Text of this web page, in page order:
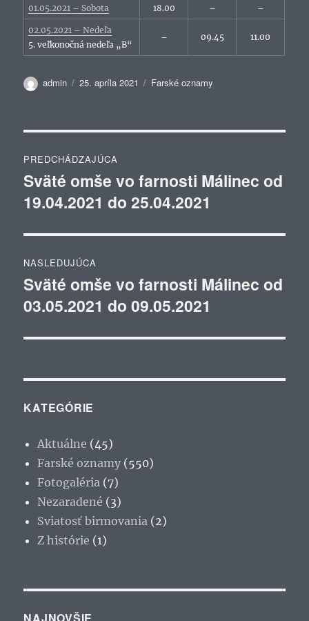
01.05.2021 – Sobota 18.00 – –
02.05.2021 – Nedeľa
5. veľkonočná nedeľa „B“
– 09.45 11.00
Autor
admin Publikované
25. apríla 2021 Kategórie
Farské oznamy
v
článku
PREDCHÁDZAJÚCA
Predchádzajúci
článok:
Sväté omše vo farnosti Málinec od
19.04.2021 do 25.04.2021
NASLEDUJÚCA
Ďalší
článok:
Sväté omše vo farnosti Málinec od
03.05.2021 do 09.05.2021
KATEGÓRIE
Aktuálne (45)
Farské oznamy (550)
Fotogaléria (7)
Nezaradené (3)
Sviatosť birmovania (2)
Z histórie (1)
NAJNOVŠIE